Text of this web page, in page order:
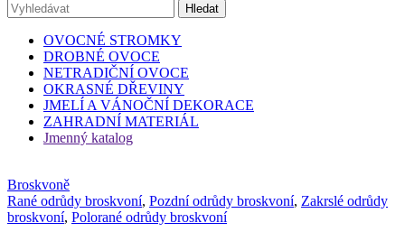
OVOCNÉ STROMKY
DROBNÉ OVOCE
NETRADIČNÍ OVOCE
OKRASNÉ DŘEVINY
JMELÍ A VÁNOČNÍ DEKORACE
ZAHRADNÍ MATERIÁL
Jmenný katalog
Broskvoně
Rané odrůdy broskvoní, Pozdní odrůdy broskvoní, Zakrslé odrůdy
broskvoní, Polorané odrůdy broskvoní